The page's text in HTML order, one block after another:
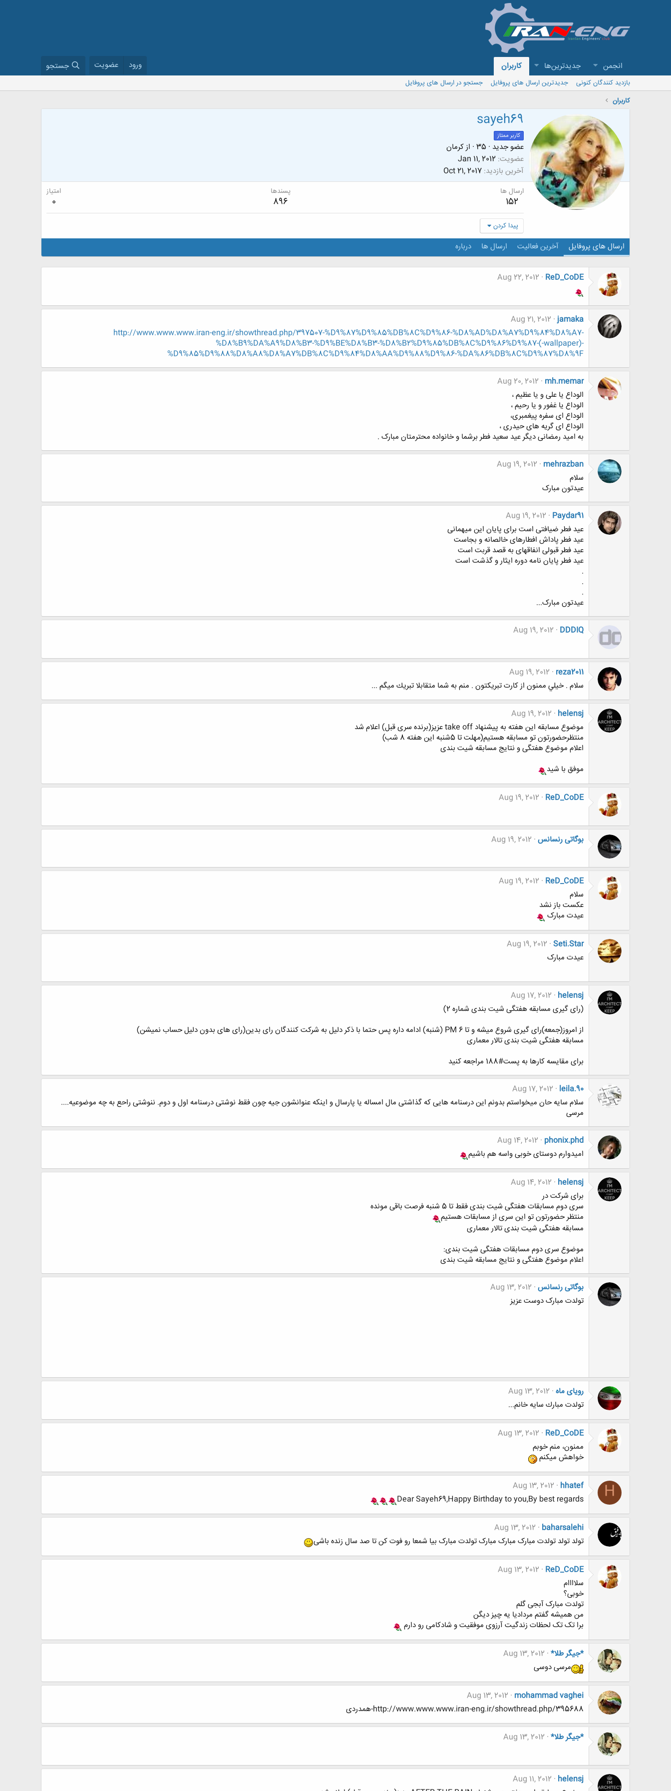
انجمن جدیدترین‌ها کاربران ورود عضویت جستجو
بازدید کنندگان کنونی جدیدترین ارسال های پروفایل
جستجو در ارسال های پروفایل
کاربران
sayeh69
کاربر ممتاز
عضو جدید ·
· ازکرمان
عضویت Jan 11, 2012
آخرین بازدید Oct 21, 2017
ارسال ها
152
پسندها
896
امتیاز
0
پیدا کردن
ارسال های پروفایل آخرین فعالیت ارسال ها درباره
ReD_CoDE
Aug 22, 2012
jamaka
Aug 21, 2012
http://www.www.www.iran-eng.ir/showthread.php/397507-%D9%87%D9%85%DB%8C%D9%86-%D8%AD%D8%A7%D9%84%D8%A7-
%D8%B9%DA%A9%D8%B3-%D9%BE%D8%B3-%D8%B2%D9%85%DB%8C%D9%86%D9%87-(-wallpaper)-
%D9%85%D9%88%D8%A8%D8%A7%DB%8C%D9%84%D8%AA%D9%88%D9%86-%DA%86%DB%8C%D9%87%D8%9F
mh.memar
Aug 20, 2012
الوداع یا علی و یا عظیم ،
الوداع یا غفور و یا رحیم ،
الوداع ای سفره پیغمبری،
الوداع ای گریه های حیدری ،
به امید رمضانی دیگر عید سعید فطر برشما و خانواده محترمتان مبارک .
mehrazban
Aug 19, 2012
سلام
عیدتون مبارک
Paydar91
Aug 19, 2012
عید فطر ضیافتی است برای پایان این میهمانی
عید فطر پاداش افطارهای خالصانه و بجاست
عید فطر قبولی انفاقهای به قصد قربت است
عید فطر پایان نامه دوره ایثار و گذشت است
.
.
.
عیدتون مبارک...
DDDIQ
Aug 19, 2012
reza2011
Aug 19, 2012
سلام . خيلي ممنون از كارت تبريكتون . منم به شما متقابلا تبريك ميگم ...
helensj
Aug 19, 2012
موضوع مسابقه این هفته به پیشنهاد take off عزیز(برنده سری قبل) اعلام شد
منتظرحضورتون تو مسابقه هستیم(مهلت تا 5شنبه این هفته 8 شب)
اعلام موضوع هفتگی و نتایج مسابقه شیت بندی
موفق با شید
ReD_CoDE
Aug 19, 2012
بوگاتی رنسانس Aug 19, 2012
ReD_CoDE
Aug 19, 2012
سلام
عکست باز نشد
عیدت مبارک
Seti.Star
Aug 19, 2012
عیدت مبارک
helensj
Aug 17, 2012
(رای گیری مسابقه هفتگی شیت بندی شماره 2)
از امروز(جمعه)رای گیری شروع میشه و تا 6 PM (شنبه) ادامه داره پس حتما با ذکر دلیل به شرکت کنندگان رای بدین(رای های بدون دلیل حساب نمیشن)
مسابقه هفتگی شیت بندی تالار معماری
برای مقایسه کارها به پست#188 مراجعه کنید
leila.90
Aug 17, 2012
سلام سایه حان میخواستم بدونم این درسنامه هایی که گذاشتی مال امساله یا پارسال و اینکه عنوانشون جیه چون فقط نوشتی درسنامه اول و دوم. ننوشتی راحع به چه موضوعیه....
مرسی
phonix.phd
Aug 14, 2012
امیدوارم دوستای خوبی واسه هم باشیم
helensj
Aug 14, 2012
برای شرکت در
سری دوم مسابقات هفتگی شیت بندی فقط تا 5 شنبه فرصت باقی مونده
منتظر حضورتون تو این سری از مسابقات هستیم
مسابقه هفتگی شیت بندی تالار معماری
موضوع سری دوم مسابقات هفتگی شیت بندی:
اعلام موضوع هفتگی و نتایج مسابقه شیت بندی
بوگاتی رنسانس Aug 13, 2012
تولدت مبارک دوست عزیز
رويای ماه Aug 13, 2012
تولدت مبارك سايه خانم...
ReD_CoDE
Aug 13, 2012
ممنون، منم خوبم
خواهش میکنم
H
hhatef
Aug 13, 2012
Dear Sayeh69,Happy Birthday to you,By best regards
baharsalehi
Aug 13, 2012
تولد تولد تولدت مبارک مبارک مبارک تولدت مبارک بیا شمعا رو فوت کن تا صد سال زنده باشی
ReD_CoDE
Aug 13, 2012
سلاااام
خوبی؟
تولدت مبارک آبجی گلم
من همیشه گفتم مردادیا یه چیز دیگن
برا تک تک لحظات زندگیت آرزوی موفقیت و شادکامی رو دارم
*جیگر طلا* Aug 13, 2012
مرسی دوسی
mohammad vaghei
Aug 13, 2012
http://www.www.www.iran-eng.ir/showthread.php/395688-همدردی
*جیگر طلا* Aug 13, 2012
helensj
Aug 11, 2012